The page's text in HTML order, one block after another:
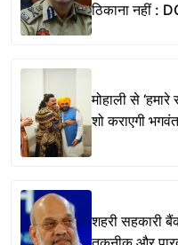
ठिकाना नहीं :
मोहाली से
शो कराएगी
शहरी सहकारी